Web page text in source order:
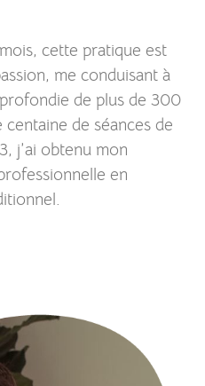
cette pratique est
me conduisant à
de plus de 300
de séances de
j’ai obtenu mon
en